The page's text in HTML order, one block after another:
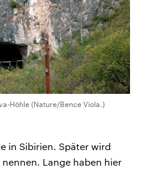
Höhle (Nature/Bence Viola.)
in Sibirien. Später wird
Lange haben hier